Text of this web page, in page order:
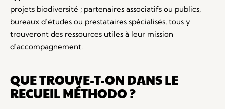
projets biodiversité ; partenaires associatifs ou publics,
bureaux d’études ou prestataires spécialisés, tous y
trouveront des ressources utiles à leur mission
d’accompagnement.
QUE TROUVE-T-ON DANS LE
RECUEIL MÉTHODO ?